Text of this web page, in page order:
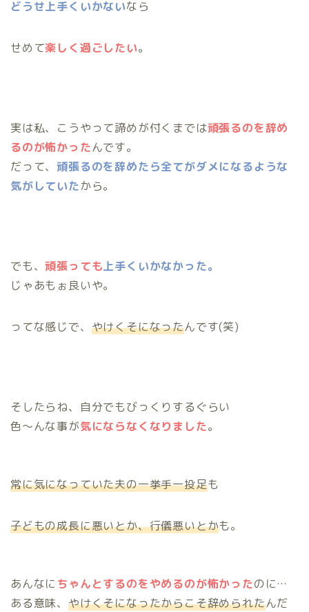
どうせ上手くいかないなら
せめて楽しく過ごしたい。
実は私、こうやって諦めが付くまでは頑張るのを辞め
るのが怖かったんです。
だって、頑張るのを辞めたら全てがダメになるような
気がしていたから。
でも、頑張っても上手くいかなかった。
じゃあもぉ良いや。
ってな感じで、 やけくそになったんです(笑)
そしたらね、自分でもびっくりするぐらい
色～んな事が気にならなくなりました。
常に気になっていた夫の一挙手一投足も
子どもの成長に悪いとか、行儀悪いとかも。
あんなに ちゃんとするのをやめるのが怖かったのに…
ある意味、 やけくそになったからこそ辞められたんだ